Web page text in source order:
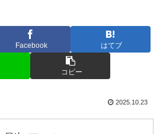
Facebook はてブ
コピー
2025.10.23